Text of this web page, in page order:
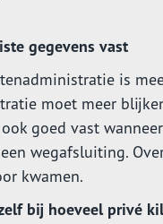
gegevens vast
is
moet meer
ook goed vast
wegafsluiting.
kwamen.
bij hoeveel privé